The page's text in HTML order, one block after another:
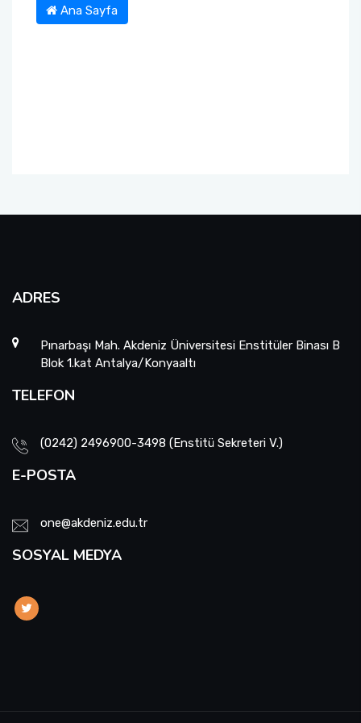
Ana Sayfa
ADRES
Pınarbaşı Mah. Akdeniz Üniversitesi Enstitüler Binası B
Blok 1.kat Antalya/Konyaaltı
TELEFON
(0242) 2496900-3498 (Enstitü Sekreteri V.)
E-POSTA
one@akdeniz.edu.tr
SOSYAL MEDYA